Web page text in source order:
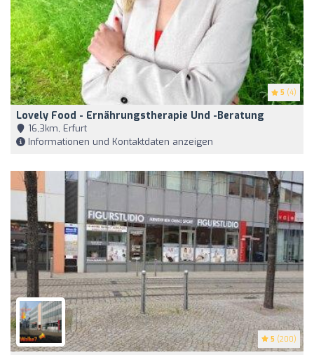
5 (4)
Lovely Food - Ernährungstherapie Und -beratung
16,3km, Erfurt
Informationen und Kontaktdaten anzeigen
5 (200)